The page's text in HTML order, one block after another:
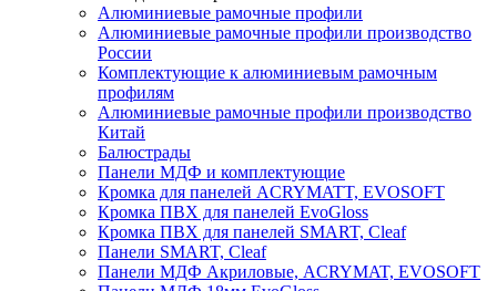
Алюминиевые рамочные профили
Алюминиевые рамочные профили производство
России
Комплектующие к алюминиевым рамочным
профилям
Алюминиевые рамочные профили производство
Китай
Балюстрады
Панели МДФ и комплектующие
Кромка для панелей ACRYMATT, EVOSOFT
Кромка ПВХ для панелей EvoGloss
Кромка ПВХ для панелей SMART, Cleaf
Панели SMART, Cleaf
Панели МДФ Акриловые, ACRYMAT, EVOSOFT